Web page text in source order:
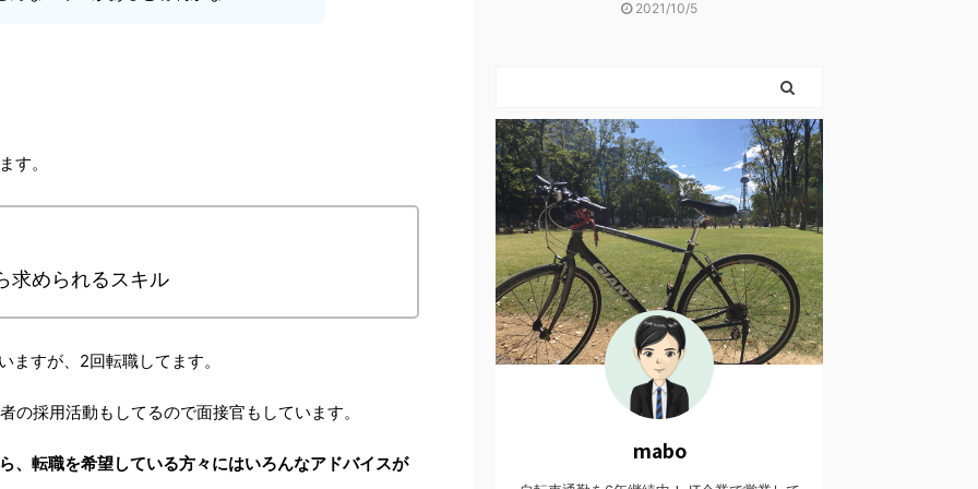
す。
求められるスキル
ますが、2回転職してます。
採用活動もしてるので面接官もしています。
、転職を希望している方々にはいろんなアドバイスが
2021/10/5
mabo